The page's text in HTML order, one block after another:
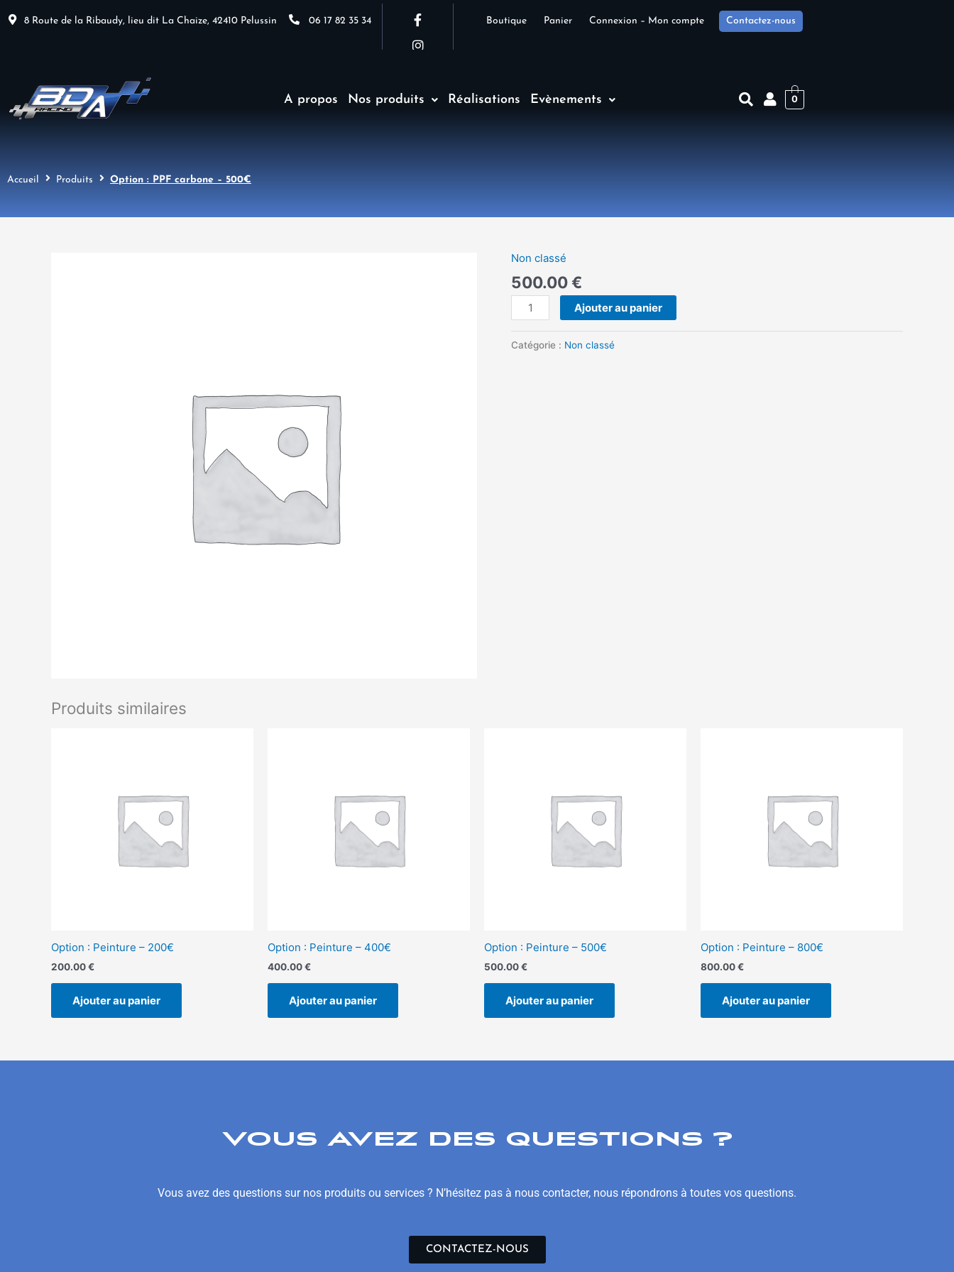
au
8 Route de la Ribaudy, lieu dit La Chaize, 42410 Pelussin 06 17 82 35 34
F
a
c
e
o
k
I
n
s
t
r
a
Boutique Panier Connexion – Mon compte Contactez-nous
A propos Nos produits Réalisations Evènements 0
Accueil Produits Option : PPF carbone – 500€
Non classé
500.00€
quantité
de
Option
PPF
carbone
Ajouter au panier
Catégorie : Non classé
Produits similaires
Option : Peinture – 200€
200.00€
Ajouter au panier
Option : Peinture – 400€
400.00€
Ajouter au panier
Option : Peinture – 500€
500.00€
Ajouter au panier
Option : Peinture – 800€
800.00€
Ajouter au panier
VOUS AVEZ DES QUESTIONS ?
Vous avez des questions sur nos produits ou services ? N’hésitez pas à nous contacter, nous répondrons à toutes vos questions.
CONTACTEZ-NOUS